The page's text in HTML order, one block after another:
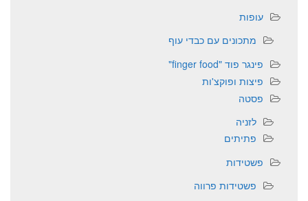
עופות
מתכונים עם כבדי עוף
פינגר פוד "finger food"
פיצות ופוקצ'ות
פסטה
לזניה
פתיתים
פשטידות
פשטידות פרווה